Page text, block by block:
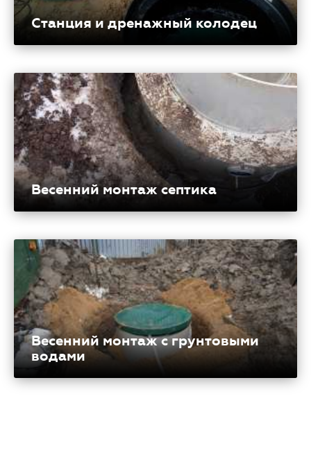
Станция и дренажный колодец
Весенний монтаж септика
Весенний монтаж с грунтовыми
водами